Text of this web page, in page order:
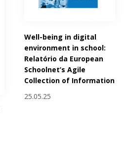
Well-being in digital
environment in school:
Relatório da European
Schoolnet’s Agile
Collection of Information
25.05.25